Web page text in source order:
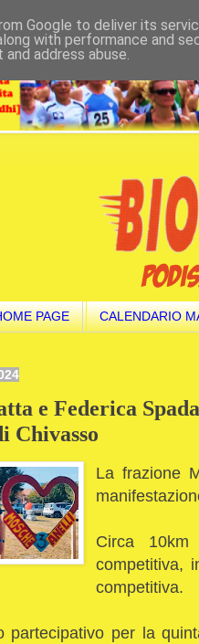
PAGE CALENDARIO
e Federica
Chivasso
La frazione
Circa
competitiva,
competitiva.
partecipativo per la
Google to deliver its
with performance and
address abuse.